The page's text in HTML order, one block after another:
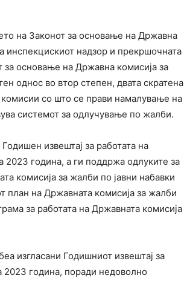
на Законот за основање на Државна
инспекцискиот надзор и прекршочната
основање на Државна комисија за
однос во втор степен, двата скратена
со што се прави намалување на
системот за одлучување по жалби.
извештај за работата на
2023 година, а ги поддржа одлуките за
комисија за жалби по јавни набавки
план на Државната комисија за жалби
за работатa на Државната комисија
изгласани Годишниот извештај за
2023 година, поради недоволно